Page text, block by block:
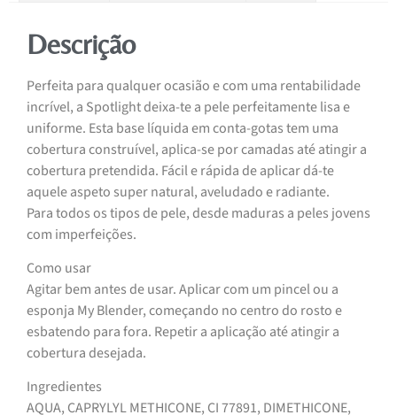
Descrição
Perfeita para qualquer ocasião e com uma rentabilidade
incrível, a Spotlight deixa-te a pele perfeitamente lisa e
uniforme. Esta base líquida em conta-gotas tem uma
cobertura construível, aplica-se por camadas até atingir a
cobertura pretendida. Fácil e rápida de aplicar dá-te
aquele aspeto super natural, aveludado e radiante.
Para todos os tipos de pele, desde maduras a peles jovens
com imperfeições.
Como usar
Agitar bem antes de usar. Aplicar com um pincel ou a
esponja My Blender, começando no centro do rosto e
esbatendo para fora. Repetir a aplicação até atingir a
cobertura desejada.
Ingredientes
AQUA, CAPRYLYL METHICONE, CI 77891, DIMETHICONE,